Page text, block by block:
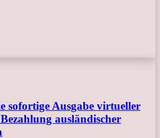
sofortige Ausgabe virtueller
ausländischer